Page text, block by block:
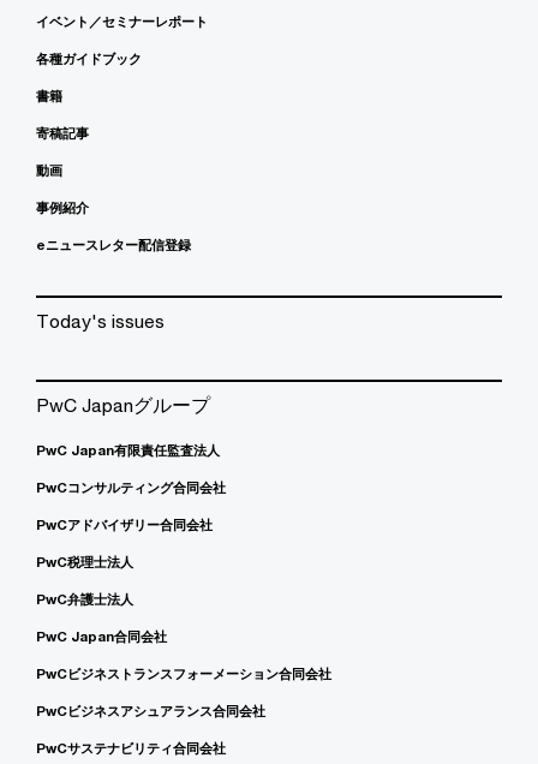
イベント／セミナーレポート
各種ガイドブック
書籍
寄稿記事
動画
事例紹介
eニュースレター配信登録
Today's issues
PwC Japanグループ
PwC Japan有限責任監査法人
PwCコンサルティング合同会社
PwCアドバイザリー合同会社
PwC税理士法人
PwC弁護士法人
PwC Japan合同会社
PwCビジネストランスフォーメーション合同会社
PwCビジネスアシュアランス合同会社
PwCサステナビリティ合同会社